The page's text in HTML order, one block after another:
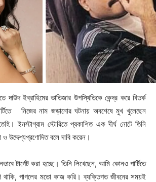
দাউদ ইব্রাহিমের ভাতিজার উপস্থিতিকে কেন্দ্র করে বিতর্ক
নিজের নাম জড়ানোর ঘটনায় অবশেষে মুখ খুলেছেন
ইনস্টাগ্রাম স্টোরিতে প্রকাশিত এক দীর্ঘ নোটে তিনি
উদ্দেশ্যপ্রণোদিত বলে দাবি করেন।
টার্গেট করা হচ্ছে। তিনি লিখেছেন, আমি কোনও পার্টিতে
থাকি, পাগলের মতো কাজ করি। ব্যক্তিগত জীবনের সময়ই